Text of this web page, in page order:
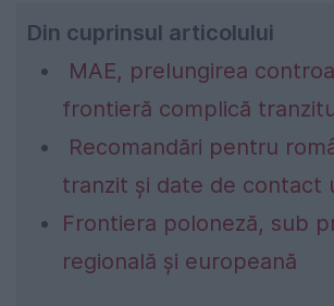
Din cuprinsul articolului
MAE, prelungirea
frontieră complică
Recomandări pentru
tranzit și date de contact
Frontiera poloneză, sub
regională și europeană